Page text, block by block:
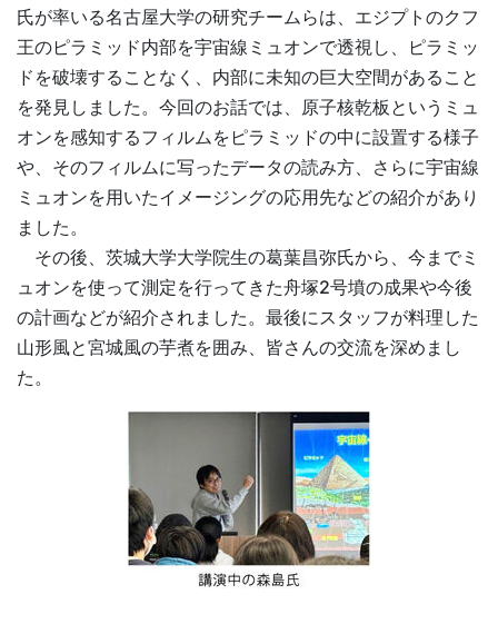
氏が率いる名古屋大学の研究チームらは、エジプトのクフ
王のピラミッド内部を宇宙線ミュオンで透視し、ピラミッ
ドを破壊することなく、内部に未知の巨大空間があること
を発見しました。今回のお話では、原子核乾板というミュ
オンを感知するフィルムをピラミッドの中に設置する様子
や、そのフィルムに写ったデータの読み方、さらに宇宙線
ミュオンを用いたイメージングの応用先などの紹介があり
ました。
その後、茨城大学大学院生の葛葉昌弥氏から、今までミ
ュオンを使って測定を行ってきた舟塚2号墳の成果や今後
の計画などが紹介されました。最後にスタッフが料理した
山形風と宮城風の芋煮を囲み、皆さんの交流を深めまし
た。